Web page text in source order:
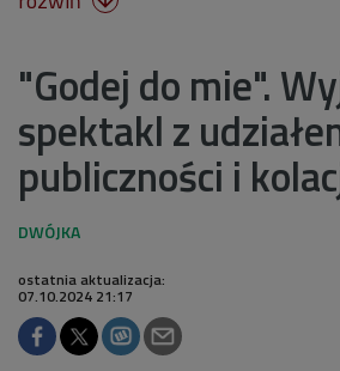
"Godej do mie".
spektakl z
publiczności i
ostatnia aktualizacja:
07.10.2024 21:17